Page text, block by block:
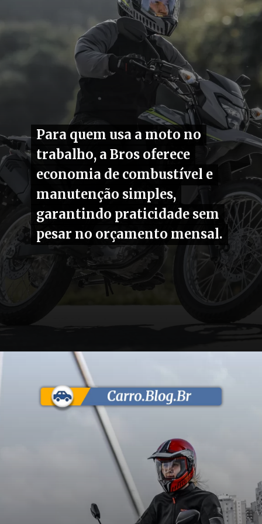
Para quem usa a moto no
trabalho, a Bros oferece
economia de combustível e
manutenção simples,
garantindo praticidade sem
pesar no orçamento mensal.
Para quem usa a moto no
trabalho, a Bros oferece
economia de combustível e
manutenção simples,
garantindo praticidade sem
pesar no orçamento mensal.